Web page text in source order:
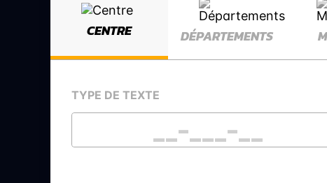
CENTRE DÉPARTEMENTS
TYPE DE TEXTE